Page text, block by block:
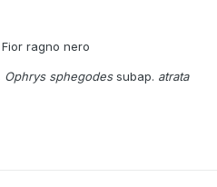
ragno nero
Ophrys sphegodessubap. atrata